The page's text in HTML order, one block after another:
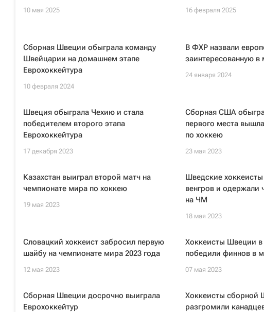
10 мая 2025 16 февраля 2025
Сборная Швеции обыграла команду
Швейцарии на домашнем этапе
Еврохоккейтура
10 февраля 2024
В ФХР назвали
заинтересованную в
24 января 2024
Швеция обыграла Чехию и стала
победителем второго этапа
Еврохоккейтура
17 декабря 2023
Сборная США
первого места
по хоккею
23 мая 2023
Казахстан выиграл второй матч на
чемпионате мира по хоккею
19 мая 2023
Шведские
венгров и одержали
на ЧМ
18 мая 2023
Словацкий хоккеист забросил первую
шайбу на чемпионате мира 2023 года
12 мая 2023
Хоккеисты Швеции в
победили финнов в
07 мая 2023
Сборная Швеции досрочно выиграла
Еврохоккейтур
Хоккеисты сборной
разгромили